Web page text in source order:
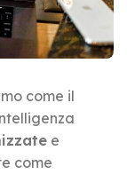
come il
e
come